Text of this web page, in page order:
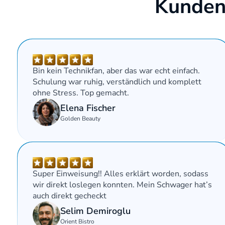
Bin kein Technikfan, aber das war echt einfach.
Schulung war ruhig, verständlich und komplett
ohne Stress. Top gemacht.
Elena Fischer
Golden Beauty
Super Einweisung!! Alles erklärt worden, sodass
wir direkt loslegen konnten. Mein Schwager hat’s
auch direkt gecheckt
Selim Demiroglu
Orient Bistro